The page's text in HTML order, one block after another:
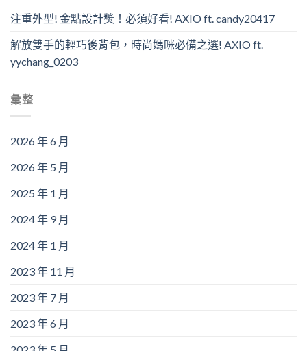
注重外型! 金點設計獎！必須好看! AXIO ft. candy20417
解放雙手的輕巧後背包，時尚媽咪必備之選! AXIO ft.
yychang_0203
彙整
2026 年 6 月
2026 年 5 月
2025 年 1 月
2024 年 9 月
2024 年 1 月
2023 年 11 月
2023 年 7 月
2023 年 6 月